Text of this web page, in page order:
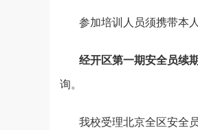
参加培训人员须携带本
经开区第一期安全员续
询。
我校受理北京全区安全